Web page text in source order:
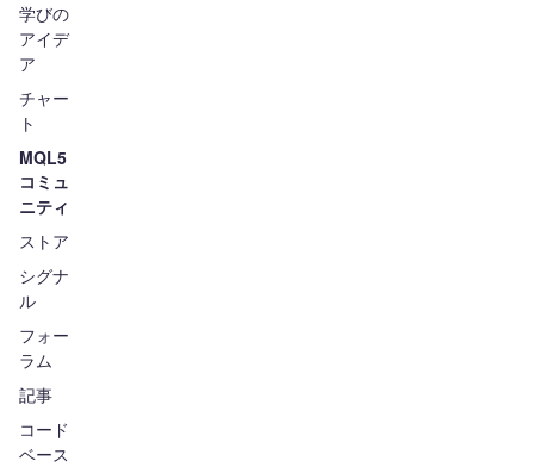
学びの
アイデ
ア
チャー
ト
MQL5
コミュ
ニティ
ストア
シグナ
ル
フォー
ラム
記事
コード
ベース